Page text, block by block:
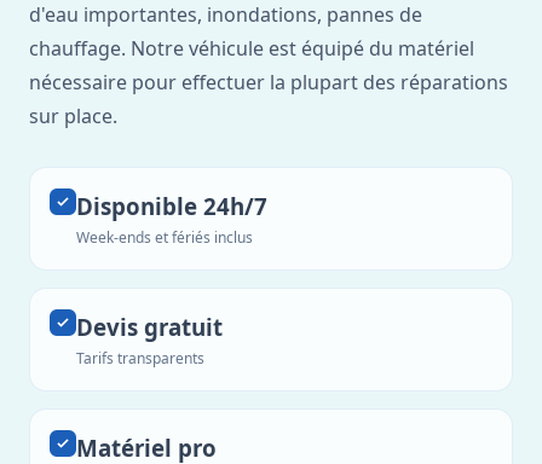
d'eau importantes, inondations, pannes de
chauffage. Notre véhicule est équipé du matériel
nécessaire pour effectuer la plupart des réparations
sur place.
Disponible 24h/7
Week-ends et fériés inclus
Devis gratuit
Tarifs transparents
Matériel pro